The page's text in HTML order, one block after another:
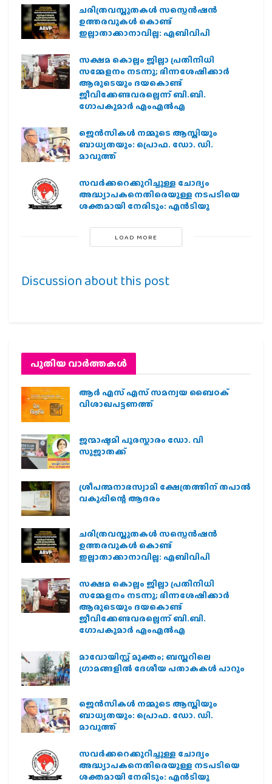
ചരിത്രവസ്തുതകൾ സസ്പെൻഷൻ
ഉത്തരവുകൾ കൊണ്ട്
ഇല്ലാതാക്കാനാവില്ല: എബിവിപി
സക്ഷമ കൊല്ലം ജില്ലാ പ്രതിനിധി
സമ്മേളനം നടന്നു; ഭിന്നശേഷിക്കാർ
ആരുടെയും ദയകൊണ്ട്
ജീവിക്കേണ്ടവരല്ലെന്ന് ബി.ബി.
ഗോപകുമാർ എംഎൽഎ
ജെന്‍സികള്‍ നമ്മുടെ ആസ്തിയും
ബാധ്യതയും: പ്രൊഫ. ഡോ. ഡി.
മാവൂത്ത്
സവര്‍ക്കറെക്കുറിച്ചുള്ള ചോദ്യം
അദ്ധ്യാപകനെതിരെയുള്ള നടപടിയെ
ശക്തമായി നേരിടും: എന്‍ടിയു
LOAD MORE
Discussion about this post
പുതിയ വാര്‍ത്തകള്‍
ആർ എസ് എസ് സമന്വയ ബൈഠക്
വിശാഖപട്ടണത്ത്
ജന്മാഷ്ടമി പുരസ്കാരം ഡോ. വി
സുജാതക്ക്
ശ്രീപത്മനാഭസ്വാമി ക്ഷേത്രത്തിന് തപാൽ
വകുപ്പിന്റെ ആദരം
ചരിത്രവസ്തുതകൾ സസ്പെൻഷൻ
ഉത്തരവുകൾ കൊണ്ട്
ഇല്ലാതാക്കാനാവില്ല: എബിവിപി
സക്ഷമ കൊല്ലം ജില്ലാ പ്രതിനിധി
സമ്മേളനം നടന്നു; ഭിന്നശേഷിക്കാർ
ആരുടെയും ദയകൊണ്ട്
ജീവിക്കേണ്ടവരല്ലെന്ന് ബി.ബി.
ഗോപകുമാർ എംഎൽഎ
മാവോയിസ്റ്റ് മുക്തം; ബസ്തറിലെ
ഗ്രാമങ്ങളില്‍ ദേശീയ പതാകകള്‍ പാറും
ജെന്‍സികള്‍ നമ്മുടെ ആസ്തിയും
ബാധ്യതയും: പ്രൊഫ. ഡോ. ഡി.
മാവൂത്ത്
സവര്‍ക്കറെക്കുറിച്ചുള്ള ചോദ്യം
അദ്ധ്യാപകനെതിരെയുള്ള നടപടിയെ
ശക്തമായി നേരിടും: എന്‍ടിയു